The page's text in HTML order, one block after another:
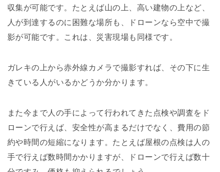
収集が可能です。たとえば山の上、高い建物の上など、
人が到達するのに困難な場所も、ドローンなら空中で撮
影が可能です。これは、災害現場も同様です。
ガレキの上から赤外線カメラで撮影すれば、その下に生
きている人がいるかどうか分かります。
また今まで人の手によって行われてきた点検や調査をド
ローンで行えば、安全性が高まるだけでなく、費用の節
約や時間の短縮になります。たとえば屋根の点検は人の
手で行えば数時間かかりますが、ドローンで行えば数十